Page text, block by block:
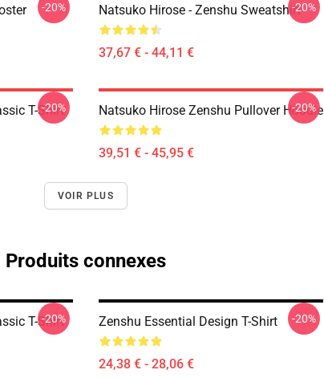
-20% Natsuko Hirose - Zenshu Sweatshirt
37,67 € - 44,11 €
-20%
T-Shirt
-20% Natsuko Hirose Zenshu Pullover Hoodie
39,51 € - 45,95 €
-20%
VOIR PLUS
Produits connexes
T-Shirt
-20% Zenshu Essential Design T-Shirt
24,38 € - 28,06 €
-20%